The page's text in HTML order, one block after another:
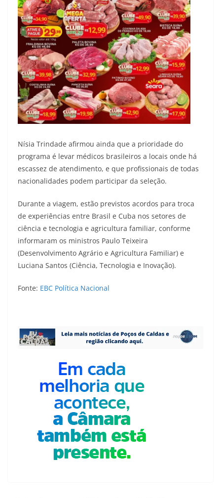
Nísia Trindade afirmou ainda que a prioridade do
programa é levar médicos brasileiros a locais onde há
escassez de atendimento, e que profissionais de todas
nacionalidades podem participar da seleção.
Durante a viagem, estão previstos acordos para troca
de experiências entre Brasil e Cuba nos setores de
ciência e tecnologia e agricultura familiar, conforme
informaram os ministros Paulo Teixeira
(Desenvolvimento Agrário e Agricultura Familiar) e
Luciana Santos (Ciência, Tecnologia e Inovação).
Fonte: EBC Política Nacional